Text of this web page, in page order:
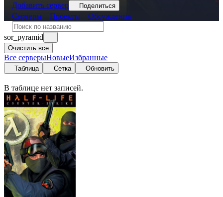
Добавить сервер
Поделиться
Серверы Проекты Обсуждения
sor_pyramid
Очистить все
Все серверыНовыеИзбранные
Таблица Сетка Обновить
В таблице нет записей.